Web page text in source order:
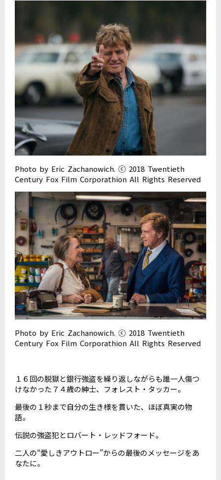
Photo by Eric Zachanowich. ⓒ 2018 Twentieth
Century Fox Film Corporathion All Rights Reserved
Photo by Eric Zachanowich. ⓒ 2018 Twentieth
Century Fox Film Corporathion All Rights Reserved
１６回の脱獄と銀行強盗を繰り返しながらも誰一人傷つ
けなかった７４歳の紳士、フォレスト・タッカー。
最後の１秒まで自分の生き様を貫いた、ほぼ真実の物
語。
伝説の強盗犯とロバート・レッドフォード。
二人の“愛しきアウトロー”からの最後のメッセージをあ
なたに。